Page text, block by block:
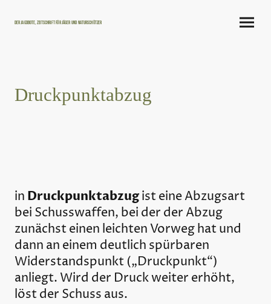
Der Jagdbote, Zeitschrift für Jäger und Naturschützer
Druckpunktabzug
in Druckpunktabzugist eine Abzugsart
bei Schusswaffen, bei der der Abzug
zunächst einen leichten Vorweg hat und
dann an einem deutlich spürbaren
Widerstandspunkt („Druckpunkt“)
anliegt. Wird der Druck weiter erhöht,
löst der Schuss aus.